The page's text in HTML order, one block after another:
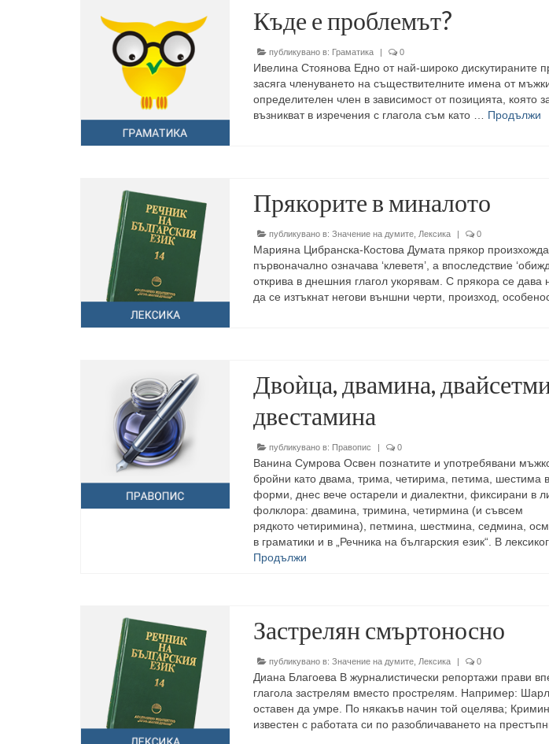
Къде е проблемът?
публикувано в: Граматика | 0
Ивелина Стоянова Едно от най-широко дискутираните
засяга членуването на съществителните имена от
определителен член в зависимост от позицията, която
възникват в изречения с глагола съм като … Продължи
Прякорите в миналото
публикувано в: Значение на думите, Лексика | 0
Марияна Цибранска-Костова Думата прякор произхожда
първоначално означава ‘клеветя’, а впоследствие
открива в днешния глагол укорявам. С прякора се
да се изтъкнат негови външни черти, произход,
Двоѝца, двамина,
двестамина
публикувано в: Правопис | 0
Ванина Сумрова Освен познатите и употребявани
бройни като двама, трима, четирима, петима, шестима
форми, днес вече остарели и диалектни, фиксирани в
фолклора: двамина, тримина, четирмина (и съвсем
рядкото четиримина), петмина, шестмина, седмина,
в граматики и в „Речника на българския език“. В
Продължи
Застрелян смъртоносно
публикувано в: Значение на думите, Лексика | 0
Диана Благоева В журналистически репортажи прави
глагола застрелям вместо прострелям. Например:
оставен да умре. По някакъв начин той оцелява;
известен с работата си по разобличаването на